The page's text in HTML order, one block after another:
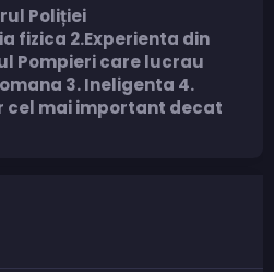
Poliției
fizica 2.Experienta din
Pompieri care lucrau
3. Ineligenta 4.
cel mai important decat